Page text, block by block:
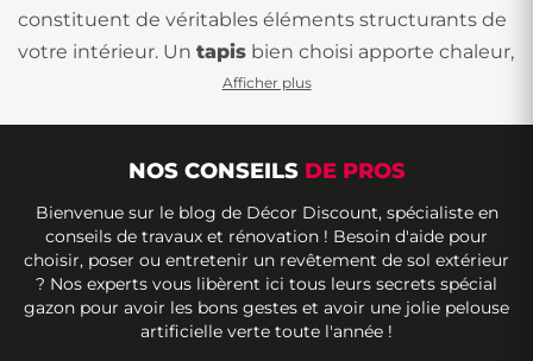
constituent de véritables éléments structurants de
votre intérieur. Un tapis bien choisi apporte chaleur,
confort acoustique et caractère à vos espaces de vie
les angles d'une chambre ou créer une ambiance
chaleureuse, notre sélection répond à tous les
styles et toutes les envies.
Pourquoi choisir nos tapis pour salon
et chambre ?
Afficher plus
NOS CONSEILS DE PROS
Bienvenue sur le blog de Décor Discount, spécialiste en
conseils de travaux et rénovation ! Besoin d'aide pour
choisir, poser ou entretenir un revêtement de sol extérieur
? Nos experts vous libèrent ici tous leurs secrets spécial
gazon pour avoir les bons gestes et avoir une jolie pelouse
artificielle verte toute l'année !